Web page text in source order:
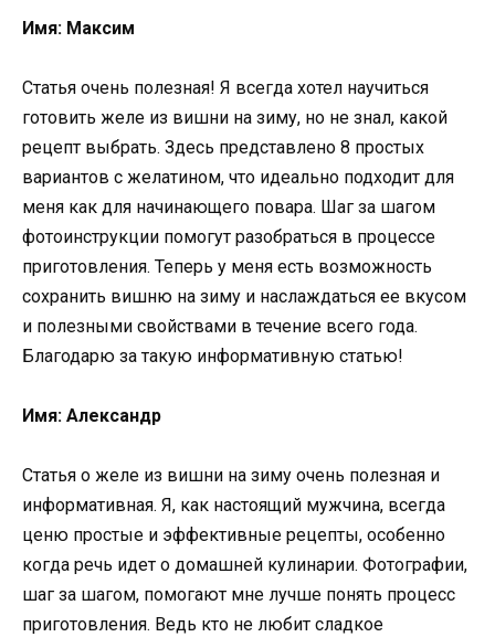
Имя: Максим
Статья очень полезная! Я всегда хотел научиться
готовить желе из вишни на зиму, но не знал, какой
рецепт выбрать. Здесь представлено 8 простых
вариантов с желатином, что идеально подходит для
меня как для начинающего повара. Шаг за шагом
фотоинструкции помогут разобраться в процессе
приготовления. Теперь у меня есть возможность
сохранить вишню на зиму и наслаждаться ее вкусом
и полезными свойствами в течение всего года.
Благодарю за такую информативную статью!
Имя: Александр
Статья о желе из вишни на зиму очень полезная и
информативная. Я, как настоящий мужчина, всегда
ценю простые и эффективные рецепты, особенно
когда речь идет о домашней кулинарии. Фотографии,
шаг за шагом, помогают мне лучше понять процесс
приготовления. Ведь кто не любит сладкое